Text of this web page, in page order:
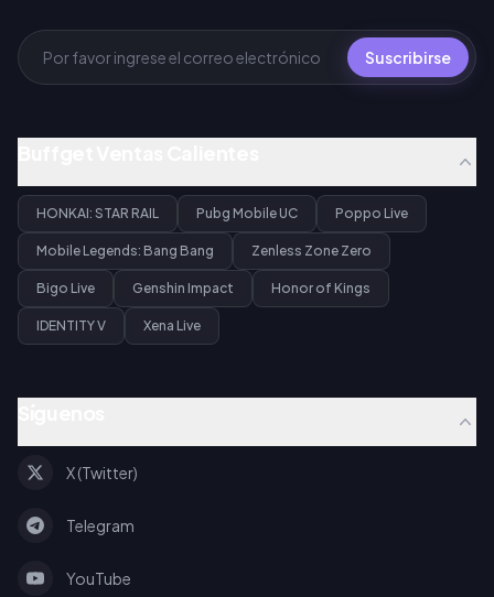
Suscribirse
HONKAI: STAR RAIL Pubg Mobile UC Poppo Live
Mobile Legends: Bang Bang Zenless Zone Zero
Bigo Live Genshin Impact Honor of Kings
IDENTITY V Xena Live
X (Twitter)
Telegram
YouTube